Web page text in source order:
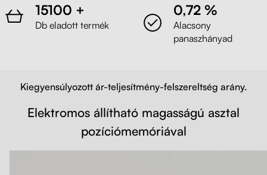
15100 +
Db eladott termék
0,72 %
Alacsony
panaszhányad
Kiegyensúlyozott ár-teljesítmény-felszereltség arány.
Elektromos állítható magasságú asztal
pozíciómemóriával